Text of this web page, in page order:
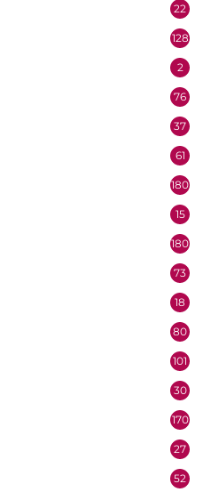
22
128
2
76
37
61
180
15
180
73
18
80
101
30
170
27
52